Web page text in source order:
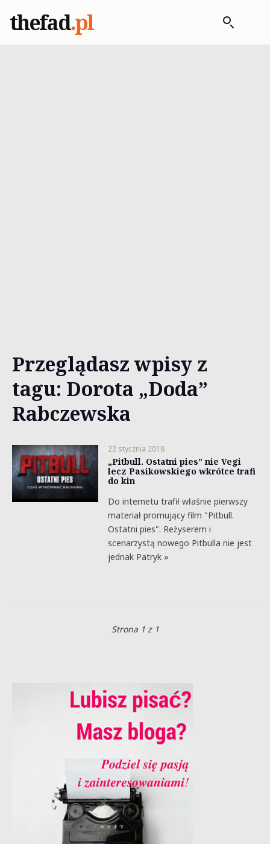
thefad.pl
Przeglądasz wpisy z
tagu: Dorota „Doda”
Rabczewska
22 stycznia 2018
„Pitbull. Ostatni pies” nie Vegi
lecz Pasikowskiego wkrótce trafi
do kin
Do internetu trafił właśnie pierwszy
materiał promujący film "Pitbull.
Ostatni pies". Reżyserem i
scenarzystą nowego Pitbulla nie jest
jednak Patryk »
Strona 1 z 1